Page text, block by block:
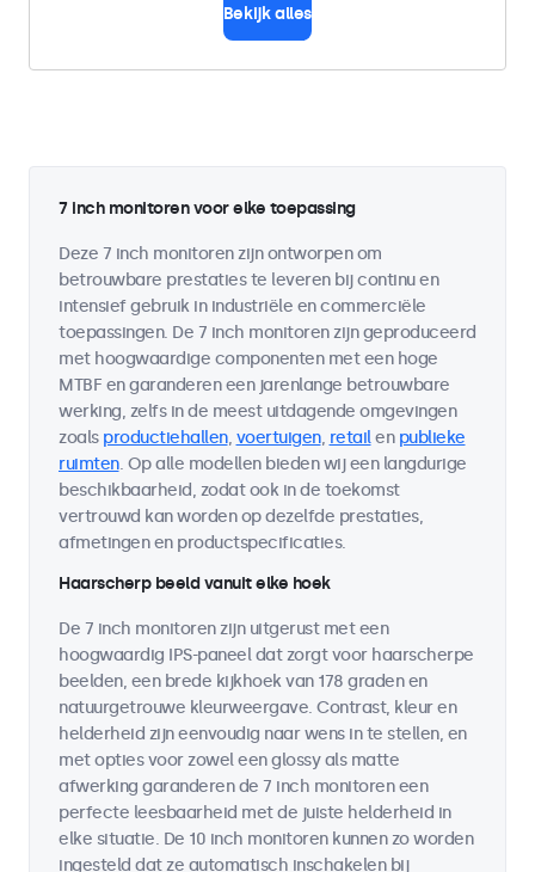
Bekijk alles
7 inch monitoren voor elke toepassing
Deze 7 inch monitoren zijn ontworpen om
betrouwbare prestaties te leveren bij continu en
intensief gebruik in industriële en commerciële
toepassingen. De 7 inch monitoren zijn geproduceerd
met hoogwaardige componenten met een hoge
MTBF en garanderen een jarenlange betrouwbare
werking, zelfs in de meest uitdagende omgevingen
zoals productiehallen, voertuigen, retailen publieke
ruimten. Op alle modellen bieden wij een langdurige
beschikbaarheid, zodat ook in de toekomst
vertrouwd kan worden op dezelfde prestaties,
afmetingen en productspecificaties.
Haarscherp beeld vanuit elke hoek
De 7 inch monitoren zijn uitgerust met een
hoogwaardig IPS-paneel dat zorgt voor haarscherpe
beelden, een brede kijkhoek van 178 graden en
natuurgetrouwe kleurweergave. Contrast, kleur en
helderheid zijn eenvoudig naar wens in te stellen, en
met opties voor zowel een glossy als matte
afwerking garanderen de 7 inch monitoren een
perfecte leesbaarheid met de juiste helderheid in
elke situatie. De 10 inch monitoren kunnen zo worden
ingesteld dat ze automatisch inschakelen bij